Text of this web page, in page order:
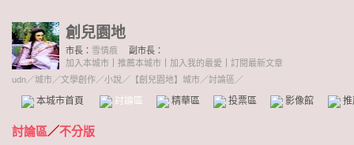
創兒園地
市長： 雪情痕
副市長：
加入本城市
推薦本城市 加入我的最愛
訂閱最新文章
udn／城市／文學創作／小說／ 【創兒園地】城市／討論區／
本城市首頁 討論區 精華區 投票區 影像館
討論區／不分版